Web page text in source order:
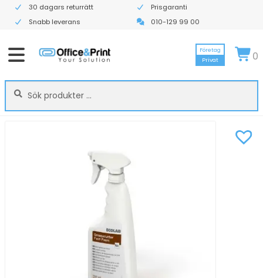
30 dagars returrätt
Prisgaranti
Snabb leverans
010-129 99 00
Sök
efter:
Sök
Företag
Privat
0